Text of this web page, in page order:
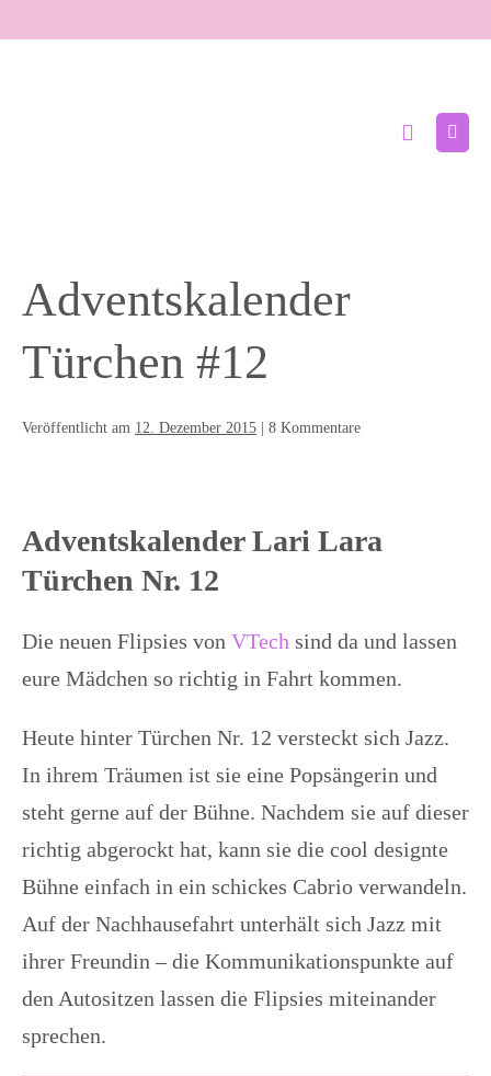
Suche-
Adventskalender
Türchen #12
Veröffentlicht am 12. Dezember 2015 8 Kommentare
Adventskalender Lari Lara
Türchen Nr. 12
Die neuen Flipsies von VTech sind da und lassen
eure Mädchen so richtig in Fahrt kommen.
Heute hinter Türchen Nr. 12 versteckt sich Jazz.
In ihrem Träumen ist sie eine Popsängerin und
steht gerne auf der Bühne. Nachdem sie auf dieser
richtig abgerockt hat, kann sie die cool designte
Bühne einfach in ein schickes Cabrio verwandeln.
Auf der Nachhausefahrt unterhält sich Jazz mit
ihrer Freundin – die Kommunikationspunkte auf
den Autositzen lassen die Flipsies miteinander
sprechen.